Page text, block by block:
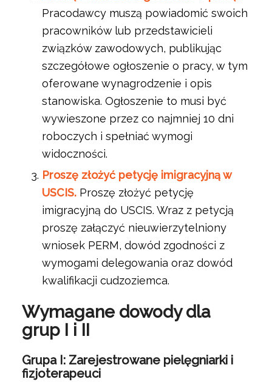
Pracodawcy muszą powiadomić swoich
pracowników lub przedstawicieli
związków zawodowych, publikując
szczegółowe ogłoszenie o pracy, w tym
oferowane wynagrodzenie i opis
stanowiska. Ogłoszenie to musi być
wywieszone przez co najmniej 10 dni
roboczych i spełniać wymogi
widoczności.
Proszę złożyć petycję imigracyjną w
USCIS. Proszę złożyć petycję
imigracyjną do USCIS. Wraz z petycją
proszę załączyć nieuwierzytelniony
wniosek PERM, dowód zgodności z
wymogami delegowania oraz dowód
kwalifikacji cudzoziemca.
Wymagane dowody dla
grup I i II
Grupa I: Zarejestrowane pielęgniarki i
fizjoterapeuci